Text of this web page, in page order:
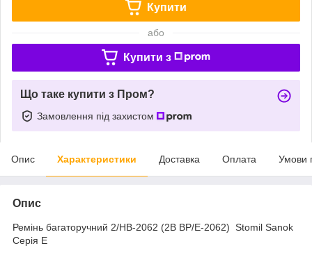
Купити
або
Купити з
Що таке купити з Пром?
Замовлення під захистом
Опис Характеристики Доставка Оплата Умови
Опис
Ремінь багаторучний 2/НВ-2062 (2B BP/E-2062) Stomil Sanok
Серія E